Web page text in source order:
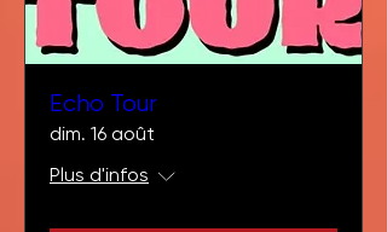
Echo Tour
dim. 16 août
Plus d'infos